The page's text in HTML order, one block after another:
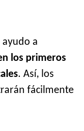
ayudo a
los primeros
. Así, los
fácilmente